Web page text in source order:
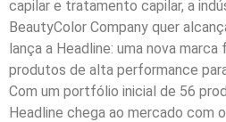
capilar e tratamento capilar, a
BeautyColor Company quer
lança a Headline: uma nova
produtos de alta performance
Com um portfólio inicial de 56
Headline chega ao mercado com